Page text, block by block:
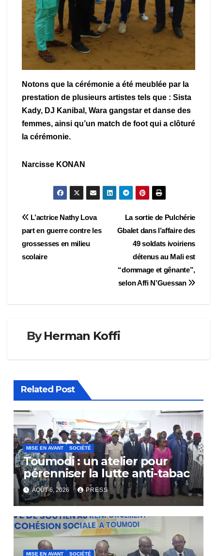
Notons que la cérémonie a été meublée par la
prestation de plusieurs artistes tels que : Sista
Kady, DJ Kanibal, Wara gangstar et danse des
femmes, ainsi qu’un match de foot qui a clôturé
la cérémonie.
Narcisse KONAN
Navigation
de
l’article
La sortie de Pulchérie
Gbalet dans l’affaire des
49 soldats ivoiriens
détenus au Mali est
“dommage et gênante”,
selon Affi N’Guessan
L’actrice Nathy Lova
part en guerre contre les
grossesses en milieu
scolaire
ByHerman Koffi
Related Post
MISE EN AVANT SOCIÉTÉ
Toumodi : un atelier pour
pérenniser la lutte anti-tabac
AOÛT 6, 2026 PRESS
MISE EN AVANT SOCIÉTÉ